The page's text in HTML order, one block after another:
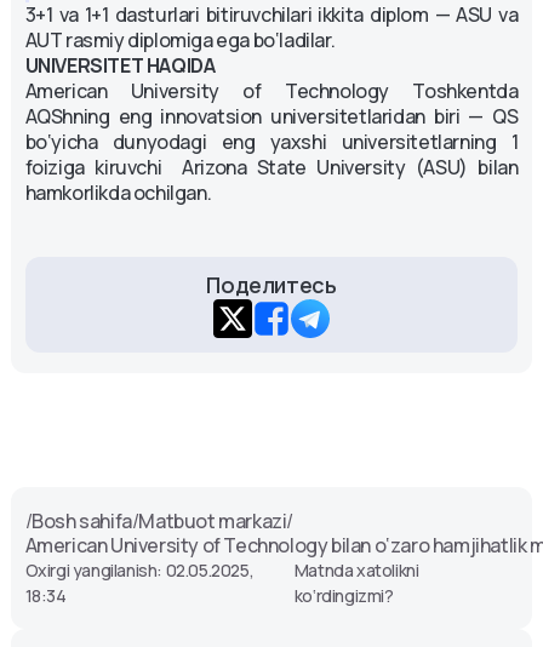
3+1 va 1+1 dasturlari bitiruvchilari ikkita diplom — ASU va
AUT rasmiy diplomiga ega bo‘ladilar.
UNIVERSITET HAQIDA
American University of Technology Toshkentda
AQShning eng innovatsion universitetlaridan biri — QS
bo‘yicha dunyodagi eng yaxshi universitetlarning 1
foiziga kiruvchi Arizona State University (ASU) bilan
hamkorlikda ochilgan.
Поделитесь
/Bosh sahifa/Matbuot markazi/
American University of Technology bilan o‘zaro hamjihatlik
Oxirgi yangilanish: 02.05.2025,
18:34
Matnda xatolikni
ko‘rdingizmi?